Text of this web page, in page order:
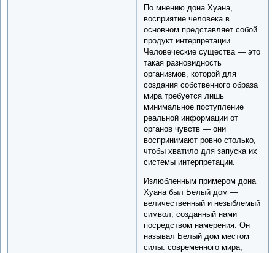
По мнению дона Хуана,
восприятие человека в
основном представляет собой
продукт интерпретации.
Человеческие существа — это
такая разновидность
организмов, которой для
создания собственного образа
мира требуется лишь
минимальное поступление
реальной информации от
органов чувств — они
воспринимают ровно столько,
чтобы хватило для запуска их
системы интерпретации.
Излюбленным примером дона
Хуана был Белый дом —
величественный и незыблемый
символ, созданный нами
посредством намерения. Он
называл Белый дом местом
силы. современного мира,